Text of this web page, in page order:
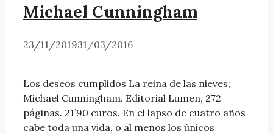
Michael Cunningham
23/11/201931/03/2016
Los deseos cumplidos La reina de las nieves;
Michael Cunningham. Editorial Lumen, 272
páginas. 21’90 euros. En el lapso de cuatro años
cabe toda una vida, o al menos los únicos